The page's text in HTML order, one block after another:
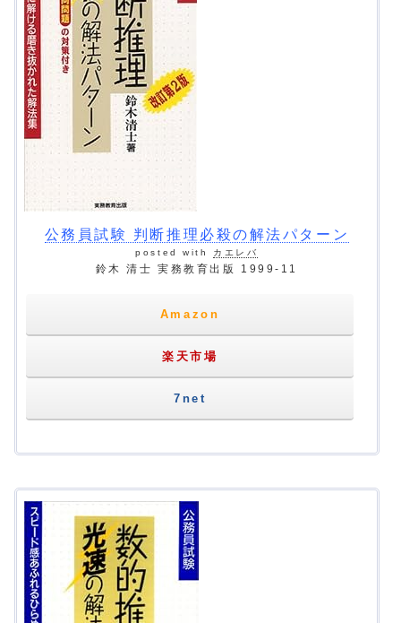
公務員試験 判断推理必殺の解法パターン
posted with カエレバ
鈴木 清士 実務教育出版 1999-11
Amazon
楽天市場
7net